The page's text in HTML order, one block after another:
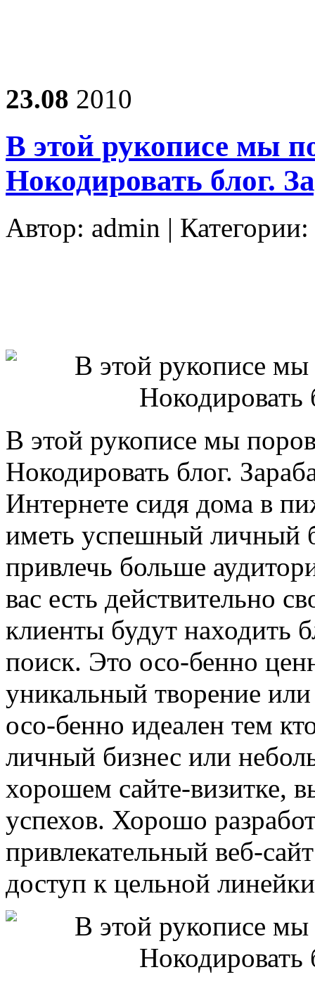
23.08 2010
В этой рукописе мы
Нокодировать блог.
Автор: admin | Категории:
В этой рукописе мы
Нокодировать блог.
Интернете сидя дома в
иметь успешный личный
привлечь больше
вас есть действительно
клиенты будут находить
поиск. Это осо-бенно
уникальный творение
осо-бенно идеален тем
личный бизнес или
хорошем сайте-визитке,
успехов. Хорошо
привлекательный веб-
доступ к цельной